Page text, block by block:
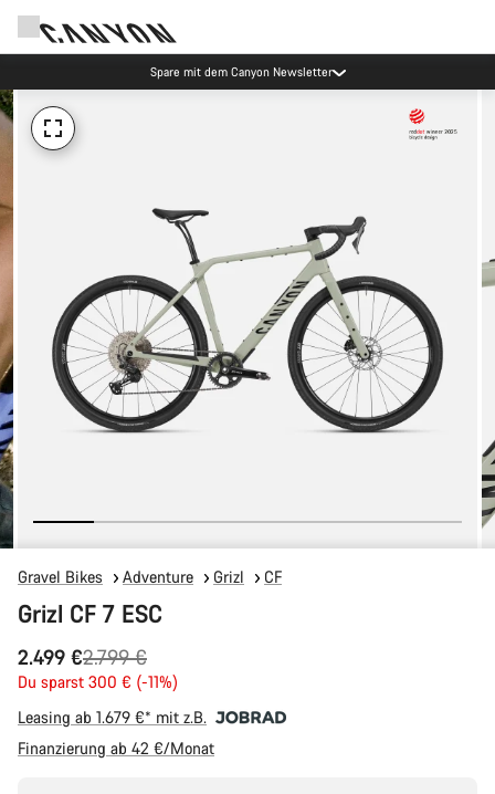
Spare mit dem Canyon Newsletter
Gravel Bikes Adventure Grizl CF
Grizl CF 7 ESC
2.499 €
Ursprungspreis
2.799 €
Du sparst 300 € (-11%)
Leasing ab 1.679 €* mit z.B.
Finanzierung ab 42 €/Monat